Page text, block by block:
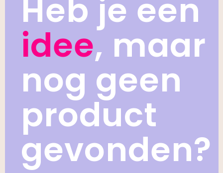
Heb je een
idee, maar
nog geen
product
gevonden?